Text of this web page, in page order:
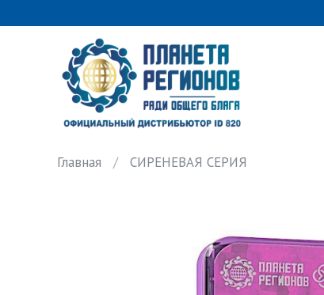
Главная СИРЕНЕВАЯ СЕРИЯ